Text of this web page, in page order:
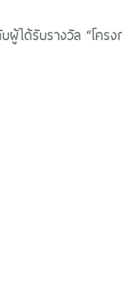
ได้รับรางวัล “โคร